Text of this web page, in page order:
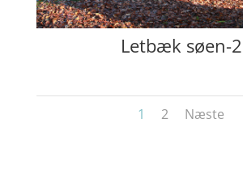
Letbæk søen-2
1 2 Næste